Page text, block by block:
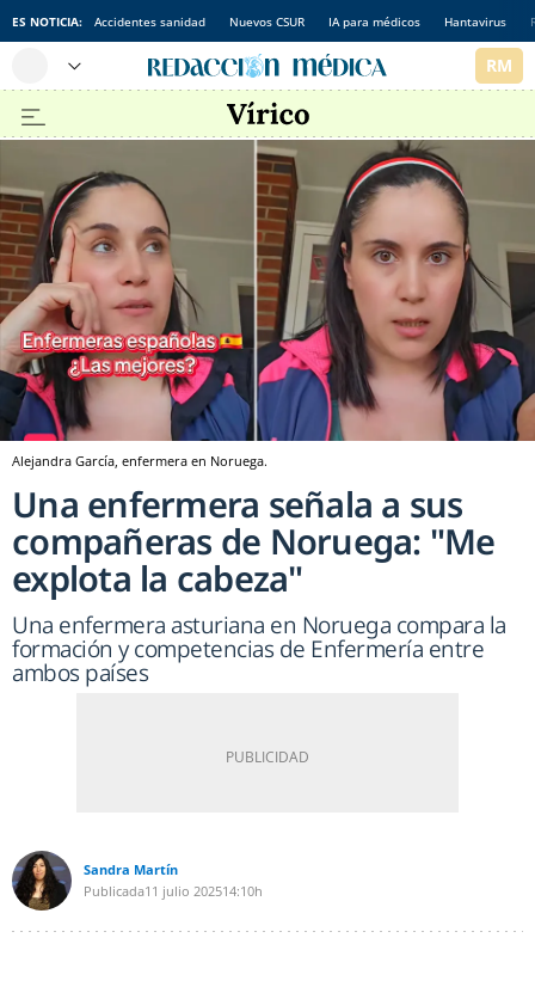
ES NOTICIA: Accidentes sanidad Nuevos CSUR IA para médicos Hantavirus
Alejandra García, enfermera en Noruega.
Una enfermera señala a sus
compañeras de Noruega: "Me
explota la cabeza"
Una enfermera asturiana en Noruega compara la
formación y competencias de Enfermería entre
ambos países
Sandra Martín
Publicada11 julio 202514:10h